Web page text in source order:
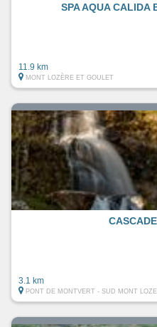
SPA AQUA CALIDA
11.9 km
MONT LOZÈRE ET GOULET
3.1 km
PONT DE MONTVERT - SUD MONT